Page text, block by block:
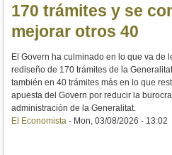
170 trámites y se
mejorar otros 40
El Govern ha culminado en lo que va de
rediseño de 170 trámites de la
también en 40 trámites más en lo que
apuesta del Govern por reducir la
administración de la Generalitat.
El Economista - Mon, 03/08/2026 - 13:02